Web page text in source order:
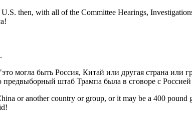
then, with all of the Committee Hearings,
могла быть Россия, Китай или другая страна или
штаб Трампа была в сговоре с Россией
or another country or group, or it may be a 400